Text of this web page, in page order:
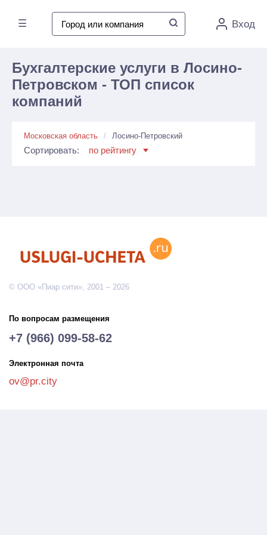
☰ Вход
Бухгалтерские услуги в Лосино-
Петровском - ТОП список
компаний
Московская область Лосино-Петровский
Сортировать: по рейтингу
© ООО «Пиар сити», 2001 – 2026
По вопросам размещения
+7 (966) 099-58-62
Электронная почта
ov@pr.city